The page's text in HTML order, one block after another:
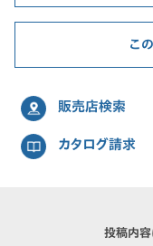
こ
販売店検索
カタログ請求
投稿内容